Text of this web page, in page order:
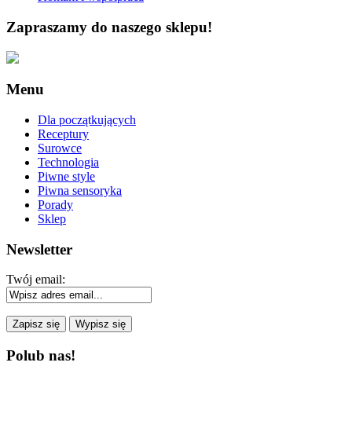
Zapraszamy do naszego sklepu!
Menu
Dla początkujących
Receptury
Surowce
Technologia
Piwne style
Piwna sensoryka
Porady
Sklep
Newsletter
Twój email:
Polub nas!